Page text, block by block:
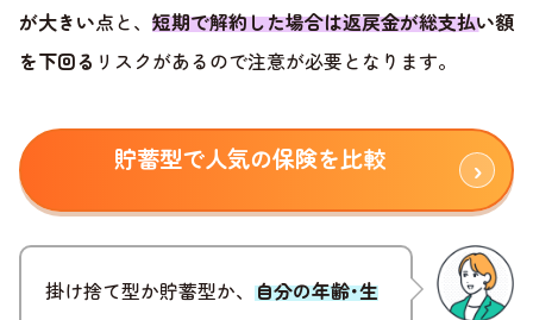
が大きい点と、 短期で解約した場合は返戻金が総支払い額
を下回る リスクがあるので注意が必要となります。
貯蓄型で人気の保険を比較
掛け捨て型か貯蓄型か、 自分の年齢･生